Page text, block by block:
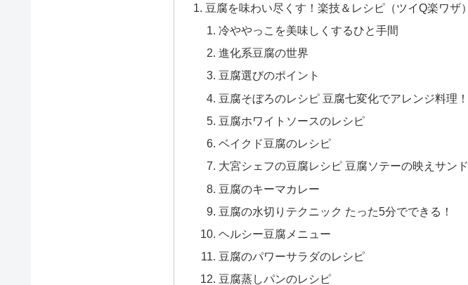
豆腐を味わい尽くす！楽技＆レシピ（ツイQ楽ワザ）
冷ややっこを美味しくするひと手間
進化系豆腐の世界
豆腐選びのポイント
豆腐そぼろのレシピ 豆腐七変化でアレンジ料理！
豆腐ホワイトソースのレシピ
ベイクド豆腐のレシピ
大宮シェフの豆腐レシピ 豆腐ソテーの映えサンド
豆腐のキーマカレー
豆腐の水切りテクニック たった5分でできる！
ヘルシー豆腐メニュー
豆腐のパワーサラダのレシピ
豆腐蒸しパンのレシピ